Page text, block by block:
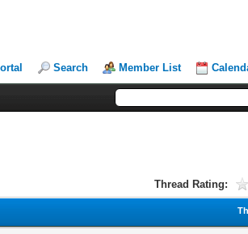
Search Member List
Thread Rating: